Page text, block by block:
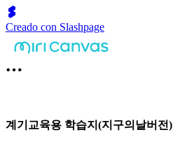
Creado con Slashpage
계기교육용 학습지(지구의날버전)